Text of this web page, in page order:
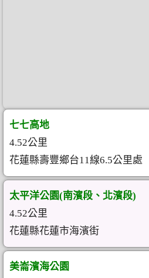
七七高地
4.52公里
花蓮縣壽豐鄉台11線6.5公里處
太平洋公園(南濱段、北濱段)
4.52公里
花蓮縣花蓮市海濱街
美崙濱海公園